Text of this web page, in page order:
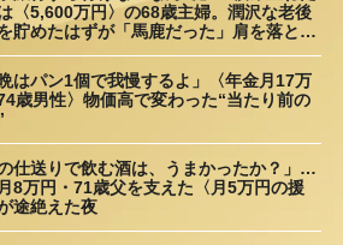
〈5,600万円〉の68歳主婦。潤沢な老後
貯めたはずが「馬鹿だった」肩を落とす
晩はパン1個で我慢するよ」〈年金月17万
歳男性〉物価高で変わった“当たり前の
の仕送りで飲む酒は、うまかったか？」…
8万円・71歳父を支えた〈月5万円の援
途絶えた夜